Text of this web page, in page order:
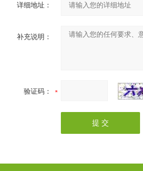
详细地址：
补充说明：
验证码：